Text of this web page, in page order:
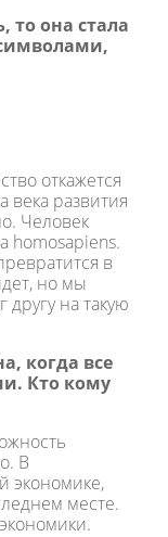
то она стала
откажется
века развития
Человек
homosapiens.
в
но мы
другу на такую
когда все
Кто кому
В
экономике,
месте.